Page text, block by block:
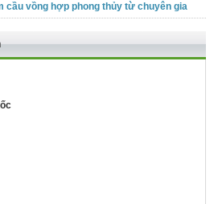
cầu vồng hợp phong thủy từ chuyên gia